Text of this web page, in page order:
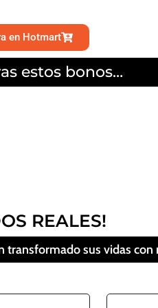
en Hotmart
estos bonos…
REALES!
sus vidas con